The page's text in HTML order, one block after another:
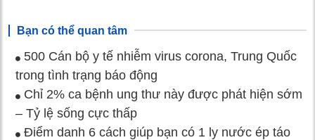
Bạn có thể quan tâm
500 Cán bộ y tế nhiễm virus corona, Trung Quốc
trong tình trạng báo động
Chỉ 2% ca bệnh ung thư này được phát hiện sớm
– Tỷ lệ sống cực thấp
Điểm danh 6 cách giúp bạn có 1 ly nước ép táo